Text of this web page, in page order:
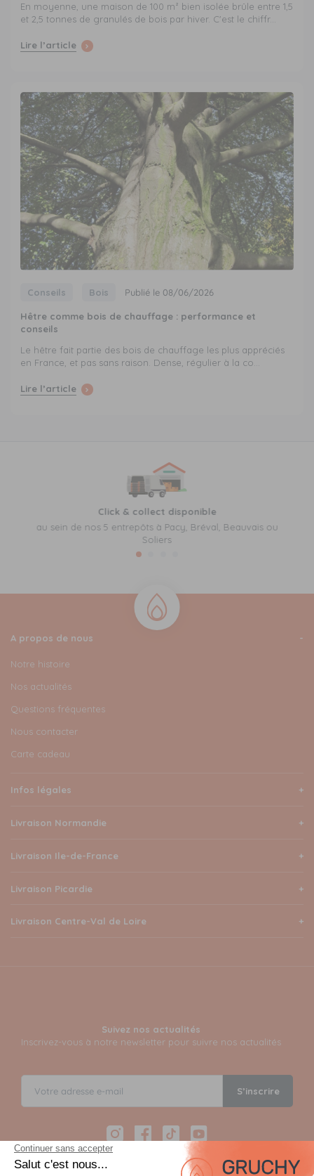
En moyenne, une maison de 100 m² bien isolée brûle entre 1,5
et 2,5 tonnes de granulés de bois par hiver. C'est le chiffr...
Lire l’article
Conseils Bois Publié le 08/06/2026
Hêtre comme bois de chauffage : performance et
conseils
Le hêtre fait partie des bois de chauffage les plus appréciés
en France, et pas sans raison. Dense, régulier à la co...
Lire l’article
Click & collect disponible
au sein de nos 5 entrepôts à Pacy, Bréval, Beauvais ou
Soliers
A propos de nous
Notre histoire
Nos actualités
Questions fréquentes
Nous contacter
Carte cadeau
Infos légales
Livraison Normandie
Livraison Ile-de-France
Livraison Picardie
Livraison Centre-Val de Loire
Suivez nos actualités
Inscrivez-vous à notre newsletter pour suivre nos actualités
S’inscrire
InstagramFacebook
TikTokYouTube